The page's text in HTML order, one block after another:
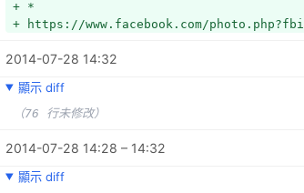
（4 行未修改）
  衛星影像一定是對的？
https://www.facebook.com/groups/
+ https://www.facebook.com/groups/
  *技術性問題
  用piclayer讀入底圖檔
https://www.youtube.com/watch?v=Jn-
+ *
+ https://www.facebook.com/
2014-07-28 14:32
顯示 diff
（76 行未修改）
2014-07-28 14:28 – 14:32
顯示 diff